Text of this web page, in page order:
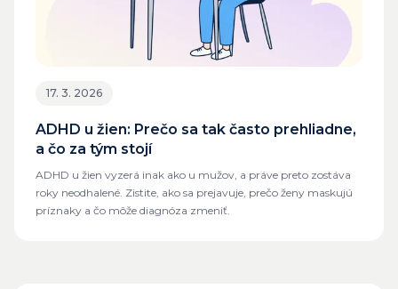
17. 3. 2026
ADHD u žien: Prečo sa tak často prehliadne,
a čo za tým stojí
ADHD u žien vyzerá inak ako u mužov, a práve preto zostáva
roky neodhalené. Zistite, ako sa prejavuje, prečo ženy maskujú
príznaky a čo môže diagnóza zmeniť.